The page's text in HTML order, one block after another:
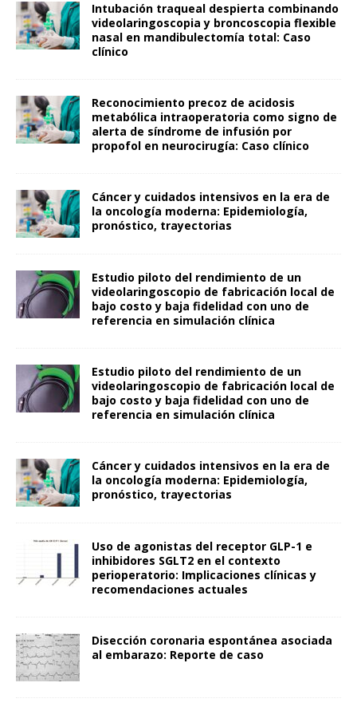
Intubación traqueal despierta combinando
videolaringoscopia y broncoscopia flexible
nasal en mandibulectomía total: Caso
clínico
Reconocimiento precoz de acidosis
metabólica intraoperatoria como signo de
alerta de síndrome de infusión por
propofol en neurocirugía: Caso clínico
Cáncer y cuidados intensivos en la era de
la oncología moderna: Epidemiología,
pronóstico, trayectorias
Estudio piloto del rendimiento de un
videolaringoscopio de fabricación local de
bajo costo y baja fidelidad con uno de
referencia en simulación clínica
Estudio piloto del rendimiento de un
videolaringoscopio de fabricación local de
bajo costo y baja fidelidad con uno de
referencia en simulación clínica
Cáncer y cuidados intensivos en la era de
la oncología moderna: Epidemiología,
pronóstico, trayectorias
Uso de agonistas del receptor GLP-1 e
inhibidores SGLT2 en el contexto
perioperatorio: Implicaciones clínicas y
recomendaciones actuales
Disección coronaria espontánea asociada
al embarazo: Reporte de caso